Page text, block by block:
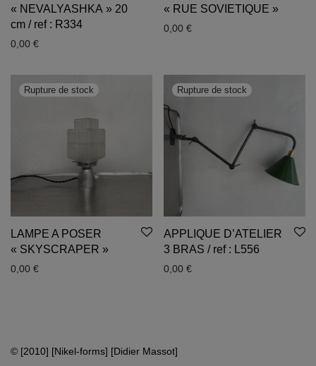
« NEVALYASHKA » 20
cm / ref : R334
0,00 €
« RUE SOVIETIQUE »
0,00 €
LAMPE A POSER
« SKYSCRAPER »
0,00 €
APPLIQUE D’ATELIER
3 BRAS / ref : L556
0,00 €
© [2010] [Nikel-forms] [Didier Massot]